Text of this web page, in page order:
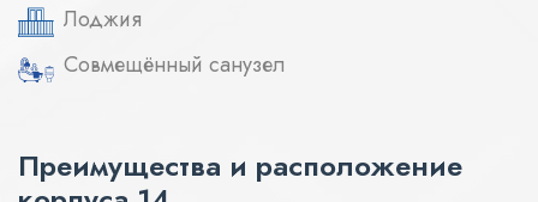
Лоджия
Совмещённый санузел
Преимущества и расположение